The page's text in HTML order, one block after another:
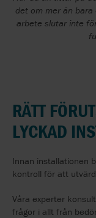
det om mer än
arbete slutar inte
RÄTT
LYCKAD
Innan installationen
kontroll för att
Våra experter
frågor i allt från